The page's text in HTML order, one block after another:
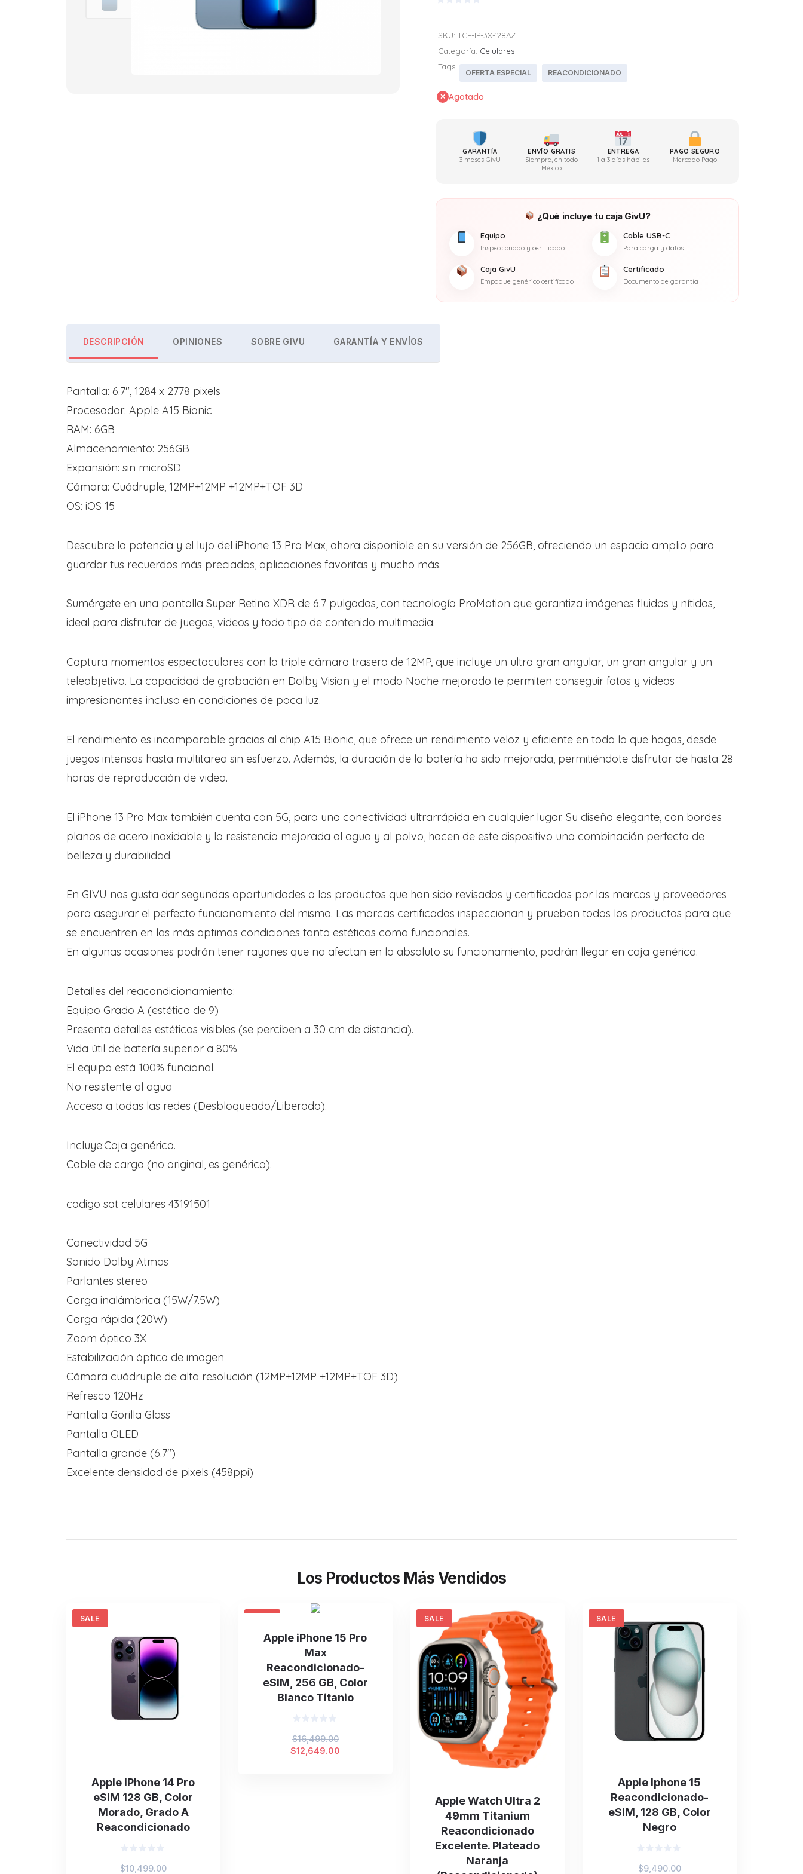
$8,999.00.$8,199.00.
de
5
SKU:TCE-IP-3X-128AZ
Categoría: Celulares
Tags:
OFERTA ESPECIAL REACONDICIONADO
Agotado
GARANTÍA
3 meses GivU
ENVÍO GRATIS
Siempre, en todo
México
ENTREGA
1 a 3 días hábiles
PAGO SEGURO
Mercado Pago
¿Qué incluye tu caja GivU?
Equipo
Inspeccionado y certificado
Cable USB-C
Para carga y datos
Caja GivU
Empaque genérico certificado
Certificado
Documento de garantía
DESCRIPCIÓN OPINIONES SOBRE GIVU GARANTÍA Y ENVÍOS
Pantalla: 6.7″, 1284 x 2778 pixels
Procesador: Apple A15 Bionic
RAM: 6GB
Almacenamiento: 256GB
Expansión: sin microSD
Cámara: Cuádruple, 12MP+12MP +12MP+TOF 3D
OS: iOS 15
Descubre la potencia y el lujo del iPhone 13 Pro Max, ahora disponible en su versión de 256GB, ofreciendo un espacio amplio para
guardar tus recuerdos más preciados, aplicaciones favoritas y mucho más.
Sumérgete en una pantalla Super Retina XDR de 6.7 pulgadas, con tecnología ProMotion que garantiza imágenes fluidas y nítidas,
ideal para disfrutar de juegos, videos y todo tipo de contenido multimedia.
Captura momentos espectaculares con la triple cámara trasera de 12MP, que incluye un ultra gran angular, un gran angular y un
teleobjetivo. La capacidad de grabación en Dolby Vision y el modo Noche mejorado te permiten conseguir fotos y videos
impresionantes incluso en condiciones de poca luz.
El rendimiento es incomparable gracias al chip A15 Bionic, que ofrece un rendimiento veloz y eficiente en todo lo que hagas, desde
juegos intensos hasta multitarea sin esfuerzo. Además, la duración de la batería ha sido mejorada, permitiéndote disfrutar de hasta 28
horas de reproducción de video.
El iPhone 13 Pro Max también cuenta con 5G, para una conectividad ultrarrápida en cualquier lugar. Su diseño elegante, con bordes
planos de acero inoxidable y la resistencia mejorada al agua y al polvo, hacen de este dispositivo una combinación perfecta de
belleza y durabilidad.
En GIVU nos gusta dar segundas oportunidades a los productos que han sido revisados y certificados por las marcas y proveedores
para asegurar el perfecto funcionamiento del mismo. Las marcas certificadas inspeccionan y prueban todos los productos para que
se encuentren en las más optimas condiciones tanto estéticas como funcionales.
En algunas ocasiones podrán tener rayones que no afectan en lo absoluto su funcionamiento, podrán llegar en caja genérica.
Detalles del reacondicionamiento:
Equipo Grado A (estética de 9)
Presenta detalles estéticos visibles (se perciben a 30 cm de distancia).
Vida útil de batería superior a 80%
El equipo está 100% funcional.
No resistente al agua
Acceso a todas las redes (Desbloqueado/Liberado).
Incluye:Caja genérica.
Cable de carga (no original, es genérico).
codigo sat celulares 43191501
Conectividad 5G
Sonido Dolby Atmos
Parlantes stereo
Carga inalámbrica (15W/7.5W)
Carga rápida (20W)
Zoom óptico 3X
Estabilización óptica de imagen
Cámara cuádruple de alta resolución (12MP+12MP +12MP+TOF 3D)
Refresco 120Hz
Pantalla Gorilla Glass
Pantalla OLED
Pantalla grande (6.7″)
Excelente densidad de pixels (458ppi)
Los Productos Más Vendidos
SALE
Apple IPhone 14 Pro
eSIM 128 GB, Color
Morado, Grado A
Reacondicionado
en
$10,499.00
Apple iPhone 15 Pro
Max
Reacondicionado-
eSIM, 256 GB, Color
Blanco Titanio
en
0
$16,499.00
$12,649.00
SALE
Apple Watch Ultra 2
49mm Titanium
Reacondicionado
Excelente. Plateado
Naranja
SALE
Apple Iphone 15
Reacondicionado-
eSIM, 128 GB, Color
Negro
en
$9,490.00